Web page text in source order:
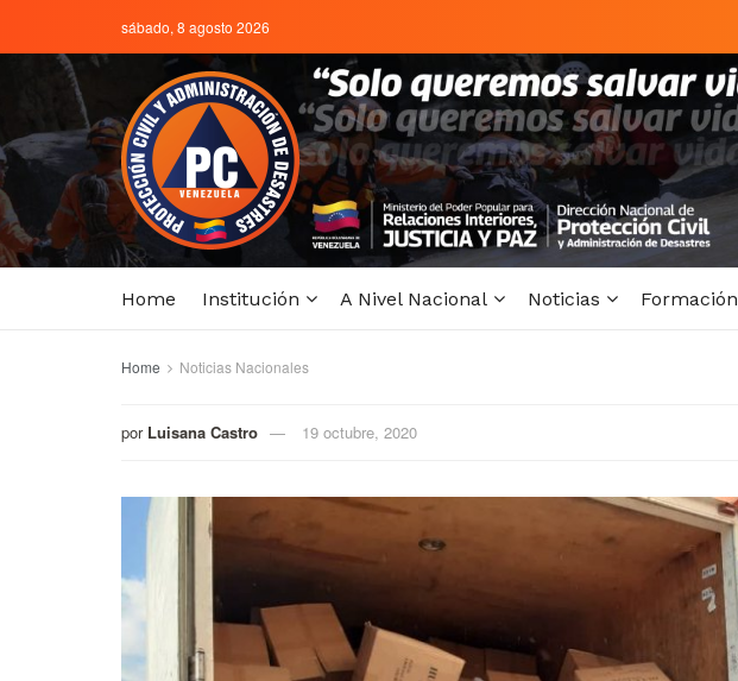
sábado, 8 agosto 2026
Home Institución A Nivel Nacional Noticias Formación
Home Noticias Nacionales
por Luisana Castro 19 octubre, 2020